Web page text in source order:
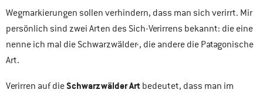
Wegmarkierungen sollen verhindern, dass man sich verirrt. Mir
persönlich sind zwei Arten des Sich-Verirrens bekannt: die eine
nenne ich mal die Schwarzwälder-, die andere die Patagonische
Art.
Verirren auf dieSchwarzwälder Art bedeutet, dass man im